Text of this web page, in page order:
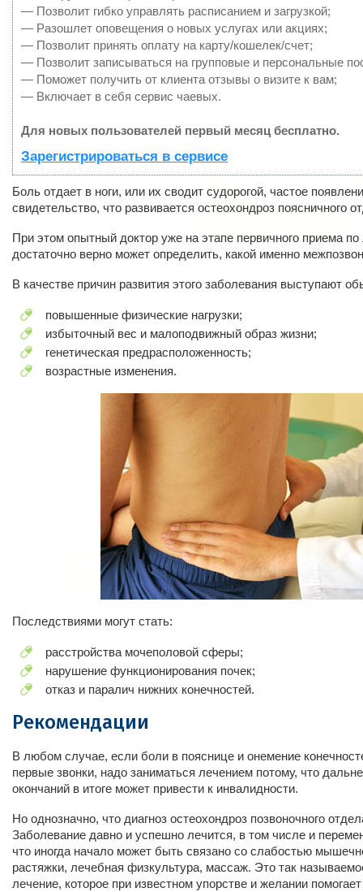
— Позволит гибко управлять расписанием и загрузкой;
— Разошлет оповещения о новых услугах или акциях;
— Позволит принять оплату на карту/кошелек/счет;
— Позволит записываться на групповые и персональные
— Поможет получить от клиента отзывы о визите к вам;
— Включает в себя сервис чаевых.
Для новых пользователей первый месяц бесплатно.
Зарегистрироваться в сервисе
Боль отдает в ноги, или их сводит судорогой, частое
свидетельство, что развивается остеохондроз поясничного
При этом опытный доктор уже на этапе первичного приема
достаточно верно может определить, какой именно
В качестве причин развития этого заболевания выступают
повышенные физические нагрузки;
избыточный вес и малоподвижный образ жизни;
генетическая предрасположенность;
возрастные изменения.
Последствиями могут стать:
расстройства мочеполовой сферы;
нарушение функционирования почек;
отказ и паралич нижних конечностей.
Рекомендации
В любом случае, если боли в пояснице и онемение
первые звонки, надо заниматься лечением потому, что
окончаний в итоге может привести к инвалидности.
Но однозначно, что диагноз остеохондроз позвоночного
Заболевание давно и успешно лечится, в том числе и
что иногда начало может быть связано со слабостью
растяжки, лечебная физкультура, массаж. Это так
лечение, которое при известном упорстве и желании